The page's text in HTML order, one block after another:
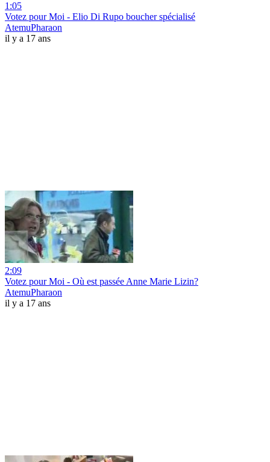
1:05
Votez pour Moi - Elio Di Rupo boucher spécialisé
AtemuPharaon
il y a 17 ans
2:09
Votez pour Moi - Où est passée Anne Marie Lizin?
AtemuPharaon
il y a 17 ans